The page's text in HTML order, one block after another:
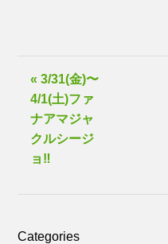
« 3/31(金)〜
4/1(土)ファ
ナアマジャ
クルシージ
ョ‼️
Categories